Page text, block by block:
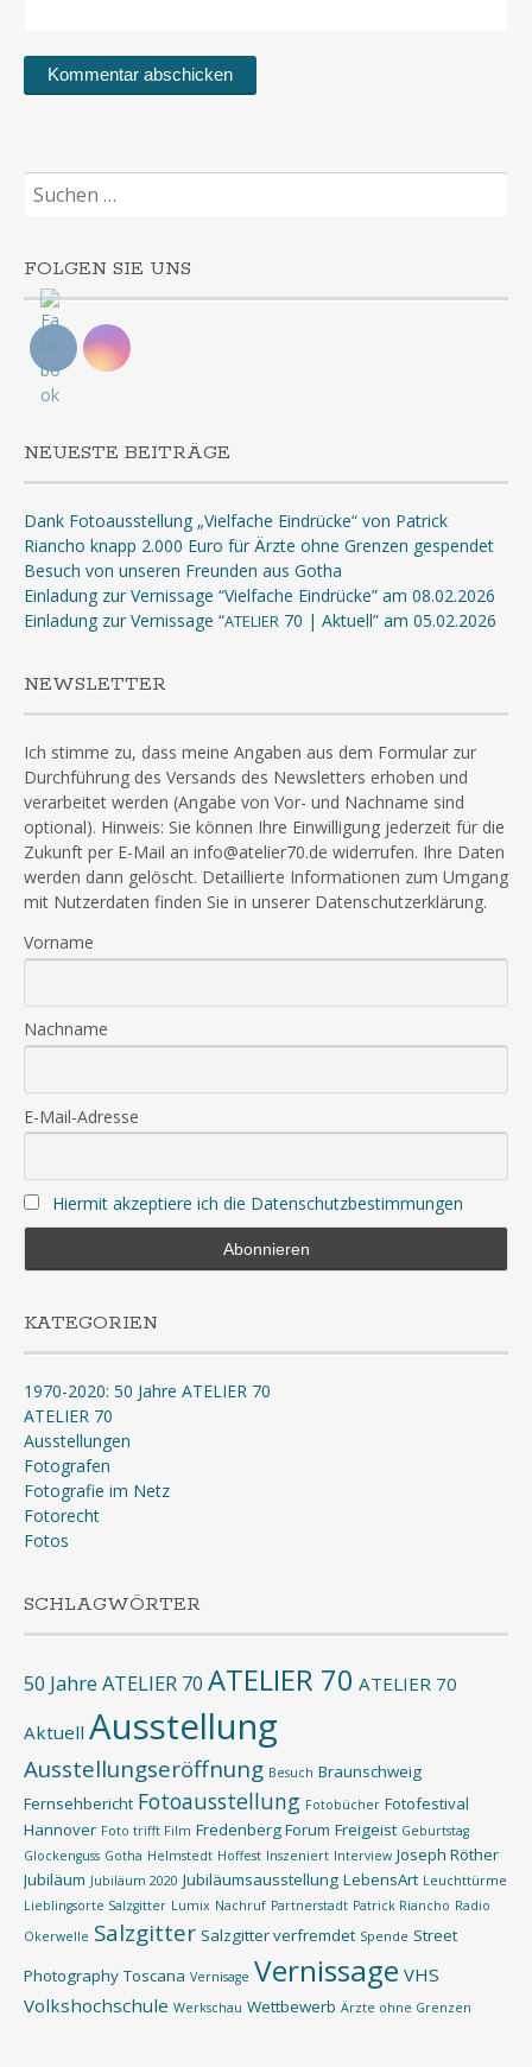
Suchen
nach:
FOLGEN SIE UNS
NEUESTE BEITRÄGE
Dank Fotoausstellung „Vielfache Eindrücke“ von Patrick
Riancho knapp 2.000 Euro für Ärzte ohne Grenzen gespendet
Besuch von unseren Freunden aus Gotha
Einladung zur Vernissage “Vielfache Eindrücke” am 08.02.2026
Einladung zur Vernissage “ATELIER 70 | Aktuell” am 05.02.2026
NEWSLETTER
Ich stimme zu, dass meine Angaben aus dem Formular zur
Durchführung des Versands des Newsletters erhoben und
verarbeitet werden (Angabe von Vor- und Nachname sind
optional). Hinweis: Sie können Ihre Einwilligung jederzeit für die
Zukunft per E-Mail an info@atelier70.de widerrufen. Ihre Daten
werden dann gelöscht. Detaillierte Informationen zum Umgang
mit Nutzerdaten finden Sie in unserer Datenschutzerklärung.
Vorname
Nachname
E-Mail-Adresse
Hiermit akzeptiere ich die Datenschutzbestimmungen
KATEGORIEN
1970-2020: 50 Jahre ATELIER 70
ATELIER 70
Ausstellungen
Fotografen
Fotografie im Netz
Fotorecht
Fotos
SCHLAGWÖRTER
50 Jahre ATELIER 70 ATELIER 70 ATELIER 70
Aktuell Ausstellung
Ausstellungseröffnung Besuch Braunschweig
Fernsehbericht Fotoausstellung Fotobücher Fotofestival
Hannover Foto trifft Film Fredenberg Forum Freigeist Geburtstag
Glockenguss Gotha Helmstedt Hoffest Inszeniert Interview Joseph Röther
Jubiläum Jubiläum 2020 Jubiläumsausstellung LebensArt Leuchttürme
Lieblingsorte Salzgitter Lumix Nachruf Partnerstadt Patrick Riancho Radio
Okerwelle Salzgitter Salzgitter verfremdet Spende Street
Photography Toscana Vernisage Vernissage VHS
Volkshochschule Werkschau Wettbewerb Ärzte ohne Grenzen